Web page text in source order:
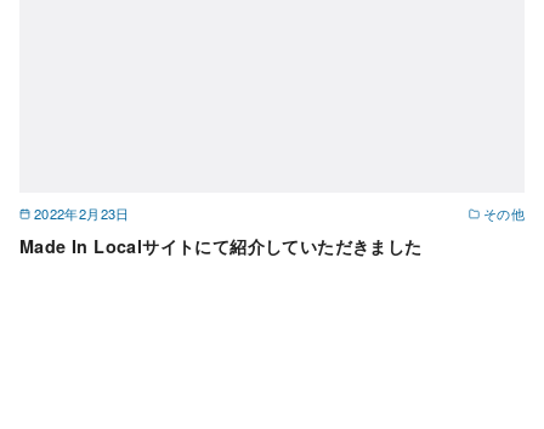
2022年2月23日 その他
Made In Localサイトにて紹介していただきました